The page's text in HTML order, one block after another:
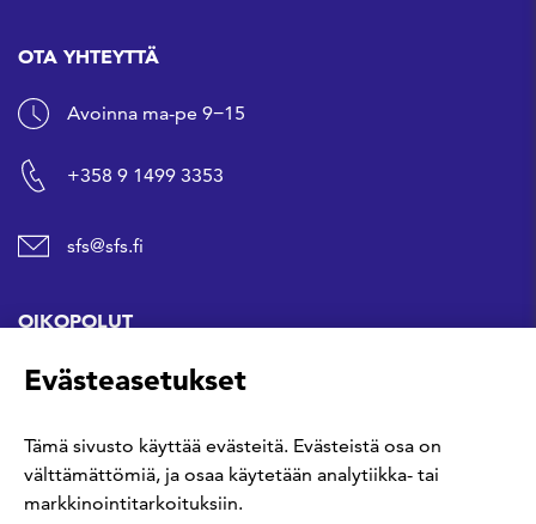
OTA YHTEYTTÄ
Avoinna ma-pe 9−15
+358 9 1499 3353
sfs@sfs.fi
OIKOPOLUT
Hanki standardi
Kommentoi tekeillä olevia standardeja
Evästeasetukset
Tämä sivusto käyttää evästeitä. Evästeistä osa on
välttämättömiä, ja osaa käytetään analytiikka- tai
markkinointitarkoituksiin.